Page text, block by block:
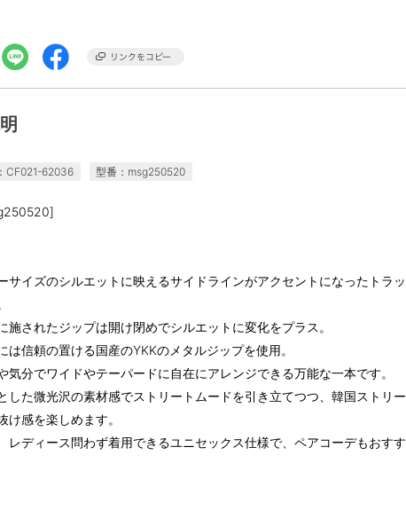
CF021-62036 型番：msg250520
サイズのシルエットに映えるサイドラインがアクセントになったトラッ
施されたジップは開け閉めでシルエットに変化をプラス。
は信頼の置ける国産のYKKのメタルジップを使用。
気分でワイドやテーパードに自在にアレンジできる万能な一本です。
した微光沢の素材感でストリートムードを引き立てつつ、韓国ストリー
け感を楽しめます。
レディース問わず着用できるユニセックス仕様で、ペアコーデもおすす